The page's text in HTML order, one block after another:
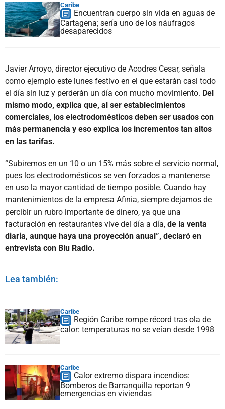
Caribe
Encuentran cuerpo sin vida en aguas de
Cartagena; sería uno de los náufragos
desaparecidos
Javier Arroyo, director ejecutivo de Acodres Cesar, señala
como ejemplo este lunes festivo en el que estarán casi todo
el día sin luz y perderán un día con mucho movimiento. Del
mismo modo, explica que, al ser establecimientos
comerciales, los electrodomésticos deben ser usados con
más permanencia y eso explica los incrementos tan altos
en las tarifas.
“Subiremos en un 10 o un 15% más sobre el servicio normal,
pues los electrodomésticos se ven forzados a mantenerse
en uso la mayor cantidad de tiempo posible. Cuando hay
mantenimientos de la empresa Afinia, siempre dejamos de
percibir un rubro importante de dinero, ya que una
facturación en restaurantes vive del día a día, de la venta
diaria, aunque haya una proyección anual”, declaró en
entrevista con Blu Radio.
Lea también:
Caribe
Región Caribe rompe récord tras ola de
calor: temperaturas no se veían desde 1998
Caribe
Calor extremo dispara incendios:
Bomberos de Barranquilla reportan 9
emergencias en viviendas